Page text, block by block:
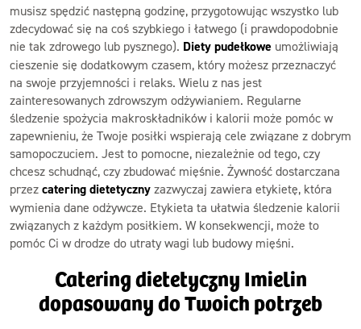
musisz spędzić następną godzinę, przygotowując wszystko lub
zdecydować się na coś szybkiego i łatwego (i prawdopodobnie
nie tak zdrowego lub pysznego). Diety pudełkowe umożliwiają
cieszenie się dodatkowym czasem, który możesz przeznaczyć
na swoje przyjemności i relaks. Wielu z nas jest
zainteresowanych zdrowszym odżywianiem. Regularne
śledzenie spożycia makroskładników i kalorii może pomóc w
zapewnieniu, że Twoje posiłki wspierają cele związane z dobrym
samopoczuciem. Jest to pomocne, niezależnie od tego, czy
chcesz schudnąć, czy zbudować mięśnie. Żywność dostarczana
przez catering dietetyczny zazwyczaj zawiera etykietę, która
wymienia dane odżywcze. Etykieta ta ułatwia śledzenie kalorii
związanych z każdym posiłkiem. W konsekwencji, może to
pomóc Ci w drodze do utraty wagi lub budowy mięśni.
Catering dietetyczny Imielin
dopasowany do Twoich potrzeb